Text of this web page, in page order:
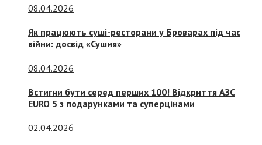
08.04.2026
Як працюють суші-ресторани у Броварах під час
війни: досвід «Сушия»
08.04.2026
Встигни бути серед перших 100! Відкриття АЗС
EURO 5 з подарунками та суперцінами
02.04.2026